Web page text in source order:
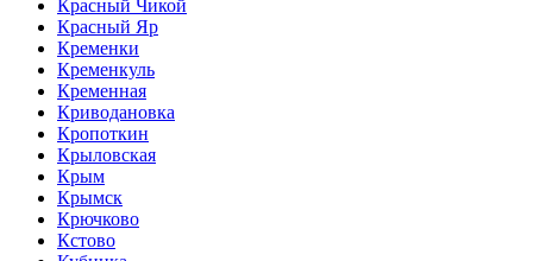
Красный Чикой
Красный Яр
Кременки
Кременкуль
Кременная
Криводановка
Кропоткин
Крыловская
Крым
Крымск
Крючково
Кстово